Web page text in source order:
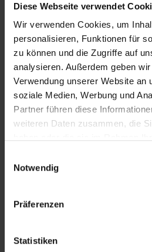
Diese Webseite verwendet
Wir verwenden Cookies, um
personalisieren, Funktionen für
zu können und die Zugriffe auf
analysieren. Außerdem geben
Verwendung unserer Website an
soziale Medien, Werbung und
Partner führen diese
weiteren Daten zusammen, die
Notwendig
Präferenzen
Statistiken